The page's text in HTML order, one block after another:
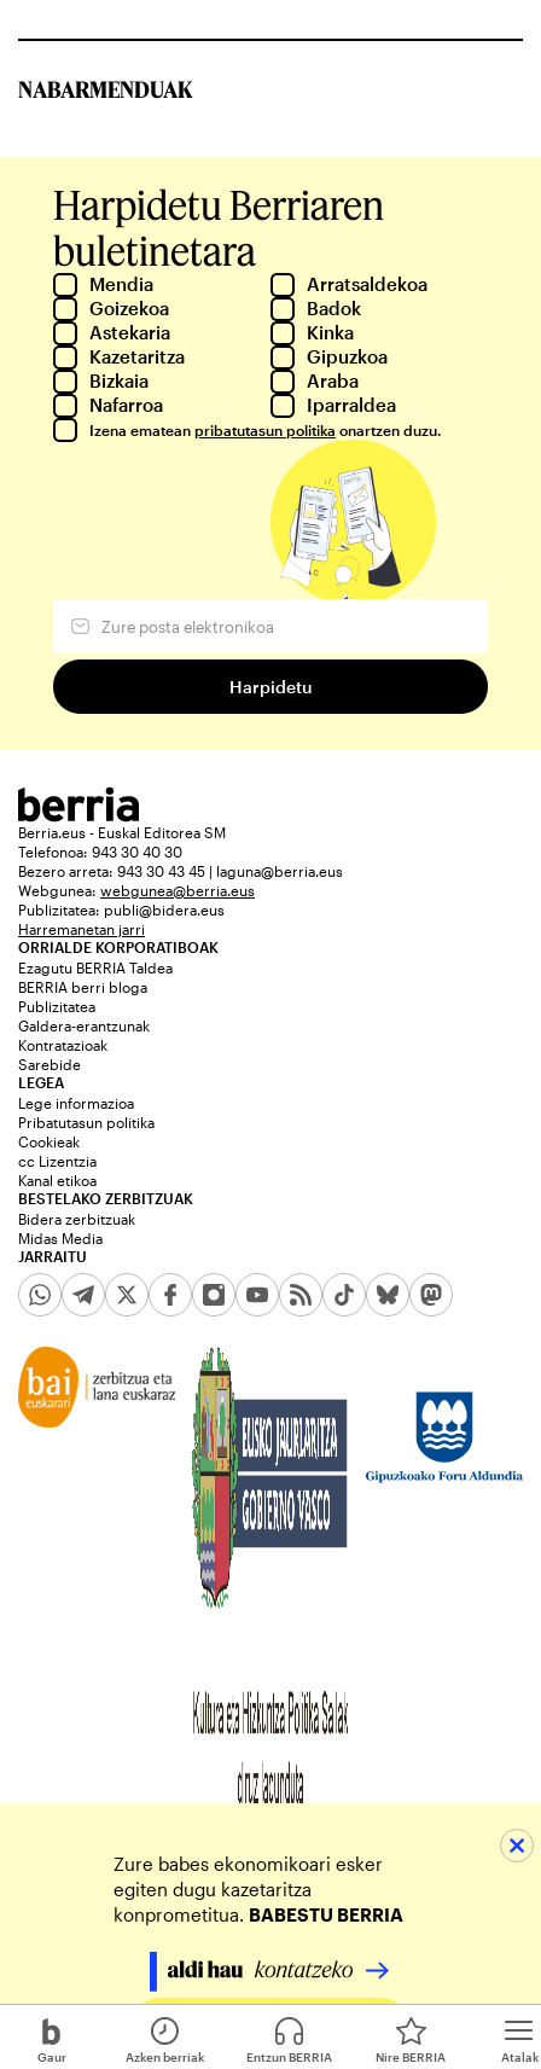
Gaur Atalak
Azken berriak Entzun BERRIA Nire BERRIA
NABARMENDUAK
Harpidetu Berriaren
buletinetara
Mendia
Arratsaldekoa
Goizekoa
Badok
Astekaria
Kinka
Kazetaritza
Gipuzkoa
Bizkaia
Araba
Nafarroa
Iparraldea
Izena ematean pribatutasun politika onartzen duzu.
Berria.eus - Euskal Editorea SM
Telefonoa: 943 30 40 30
Bezero arreta: 943 30 43 45 | laguna@berria.eus
Webgunea: webgunea@berria.eus
Publizitatea: publi@bidera.eus
Harremanetan jarri
ORRIALDE KORPORATIBOAK
Ezagutu BERRIA Taldea
BERRIA berri bloga
Publizitatea
Galdera-erantzunak
Kontratazioak
Sarebide
JARRAITU
LEGEA
Lege informazioa
Pribatutasun politika
Cookieak
cc Lizentzia
Kanal etikoa
BESTELAKO ZERBITZUAK
Bidera zerbitzuak
Midas Media
Zure babes ekonomikoari esker
egiten dugu kazetaritza
konprometitua. BABESTU BERRIA
Egin zure ekarpena